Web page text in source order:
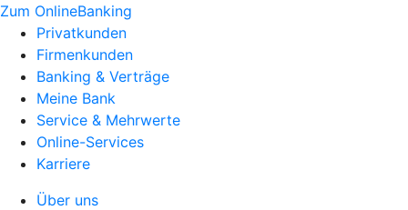
Zum OnlineBanking
Privatkunden
Firmenkunden
Banking & Verträge
Meine Bank
Service & Mehrwerte
Online-Services
Karriere
Über uns